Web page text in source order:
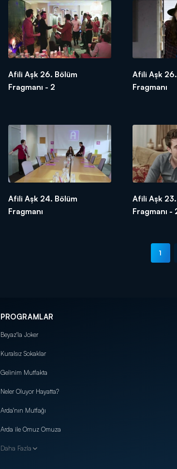
Afili Aşk 26. Bölüm
Fragmanı - 2
Afili Aşk
Fragmanı
Afili Aşk 24. Bölüm
Fragmanı
Afili Aşk
Fragmanı -
1
PROGRAMLAR
Beyaz'la Joker
Kuralsız Sokaklar
Gelinim Mutfakta
Neler Oluyor Hayatta?
Arda'nın Mutfağı
Arda ile Omuz Omuza
Daha Fazla